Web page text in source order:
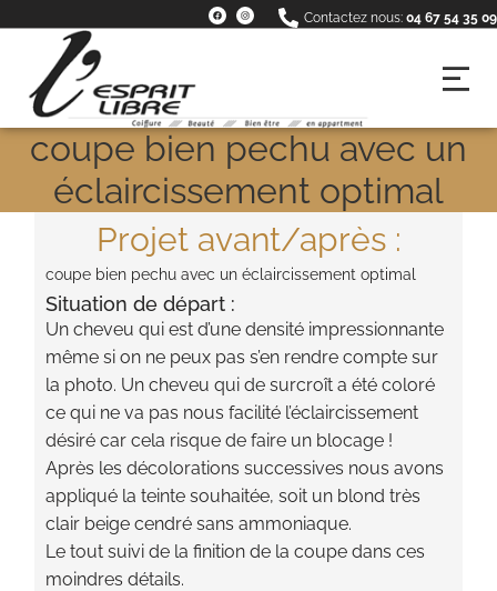
Contactez nous: 04 67 54 35 09
coupe bien pechu avec un
éclaircissement optimal
Projet avant/après :
coupe bien pechu avec un éclaircissement optimal
Situation de départ :
Un cheveu qui est d’une densité impressionnante
même si on ne peux pas s’en rendre compte sur
la photo. Un cheveu qui de surcroît a été coloré
ce qui ne va pas nous facilité l’éclaircissement
désiré car cela risque de faire un blocage !
Après les décolorations successives nous avons
appliqué la teinte souhaitée, soit un blond très
clair beige cendré sans ammoniaque.
Le tout suivi de la finition de la coupe dans ces
moindres détails.